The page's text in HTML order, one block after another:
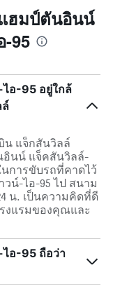
ฮมป์ตันอินน์
95
อ-95 อยู่ใกล้
น แจ็กสันวิลล์
อินน์ แจ็คสันวิลล์-
นการขับรถที่คาดไว้
น์-ไอ-95 ไป สนาม
น. เป็นความคิดที่ดี
งแรมของคุณและ
อ-95 ถือว่า